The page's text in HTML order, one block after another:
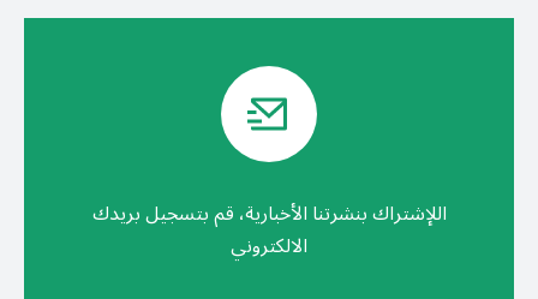
اللإشتراك بنشرتنا الأخبارية، قم بتسجيل بريدك
الالكتروني